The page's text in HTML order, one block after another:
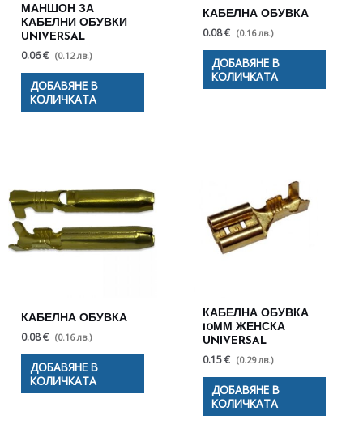
МАНШОН ЗА
КАБЕЛНИ ОБУВКИ
UNIVERSAL
0.06 € (0.12 лв.)
ДОБАВЯНЕ В
КОЛИЧКАТА
КАБЕЛНА ОБУВКА
0.08 € (0.16 лв.)
ДОБАВЯНЕ В
КОЛИЧКАТА
КАБЕЛНА ОБУВКА
0.08 € (0.16 лв.)
ДОБАВЯНЕ В
КОЛИЧКАТА
КАБЕЛНА ОБУВКА
10ММ ЖЕНСКА
UNIVERSAL
0.15 € (0.29 лв.)
ДОБАВЯНЕ В
КОЛИЧКАТА